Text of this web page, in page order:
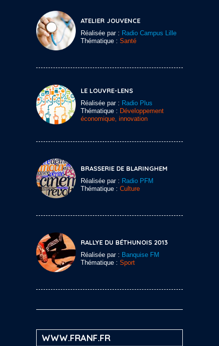
ATELIER JOUVENCE
Réalisée par : Radio Campus Lille
Thématique : Santé
LE LOUVRE-LENS
Réalisée par : Radio Plus
Thématique : Développement
économique, innovation
BRASSERIE DE BLARINGHEM
Réalisée par : Radio PFM
Thématique : Culture
RALLYE DU BÉTHUNOIS 2013
Réalisée par : Banquise FM
Thématique : Sport
WWW.FRANF.FR